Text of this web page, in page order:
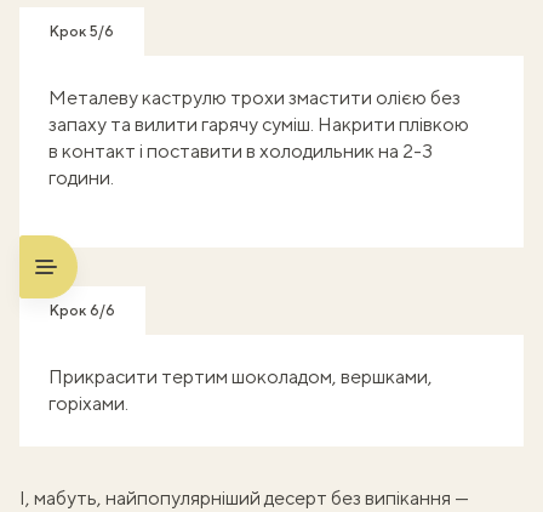
Крок 5/6
Металеву каструлю трохи змастити олією без
запаху та вилити гарячу суміш. Накрити плівкою
в контакт і поставити в холодильник на 2-3
години.
Крок 6/6
Прикрасити тертим шоколадом, вершками,
горіхами.
І, мабуть, найпопулярніший десерт без випікання —